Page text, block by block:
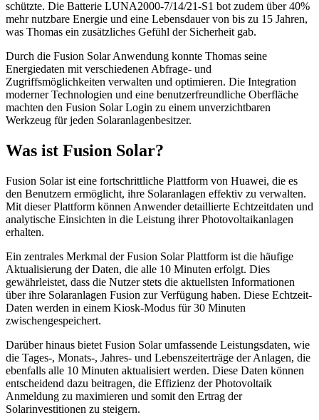
schützte. Die Batterie LUNA2000-7/14/21-S1 bot zudem über 40%
mehr nutzbare Energie und eine Lebensdauer von bis zu 15 Jahren,
was Thomas ein zusätzliches Gefühl der Sicherheit gab.
Durch die Fusion Solar Anwendung konnte Thomas seine
Energiedaten mit verschiedenen Abfrage- und
Zugriffsmöglichkeiten verwalten und optimieren. Die Integration
moderner Technologien und eine benutzerfreundliche Oberfläche
machten den Fusion Solar Login zu einem unverzichtbaren
Werkzeug für jeden Solaranlagenbesitzer.
Was ist Fusion Solar?
Fusion Solar ist eine fortschrittliche Plattform von Huawei, die es
den Benutzern ermöglicht, ihre Solaranlagen effektiv zu verwalten.
Mit dieser Plattform können Anwender detaillierte Echtzeitdaten und
analytische Einsichten in die Leistung ihrer Photovoltaikanlagen
erhalten.
Ein zentrales Merkmal der Fusion Solar Plattform ist die häufige
Aktualisierung der Daten, die alle 10 Minuten erfolgt. Dies
gewährleistet, dass die Nutzer stets die aktuellsten Informationen
über ihre Solaranlagen Fusion zur Verfügung haben. Diese Echtzeit-
Daten werden in einem Kiosk-Modus für 30 Minuten
zwischengespeichert.
Darüber hinaus bietet Fusion Solar umfassende Leistungsdaten, wie
die Tages-, Monats-, Jahres- und Lebenszeiterträge der Anlagen, die
ebenfalls alle 10 Minuten aktualisiert werden. Diese Daten können
entscheidend dazu beitragen, die Effizienz der Photovoltaik
Anmeldung zu maximieren und somit den Ertrag der
Solarinvestitionen zu steigern.